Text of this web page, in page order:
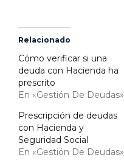
Relacionado
Cómo verificar si una
deuda con Hacienda ha
prescrito
En «Gestión De Deudas»
Prescripción de deudas
con Hacienda y
Seguridad Social
En «Gestión De Deudas»